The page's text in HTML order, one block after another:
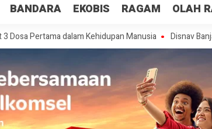
BANDARA EKOBIS RAGAM OLAH
dalam Kehidupan Manusia Disnav Banjarmasin